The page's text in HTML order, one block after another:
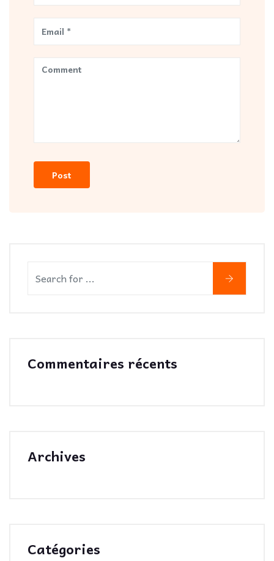
Commentaires récents
Archives
Catégories